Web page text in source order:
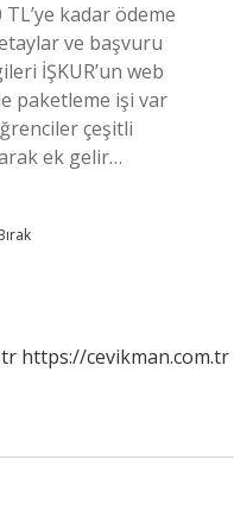
kadar ödeme
ve başvuru
İŞKUR’un web
paketleme işi var
çeşitli
ek gelir…
https://cevikman.com.tr